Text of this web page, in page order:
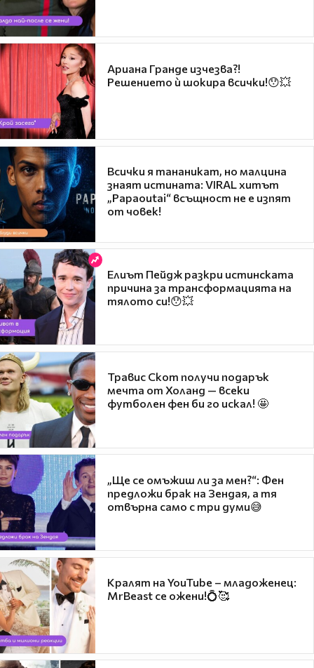
Ариана Гранде изчезва?!
Решението ѝ шокира всички!😯💥
Всички я тананикат, но малцина
знаят истината: VIRAL хитът
„Papaoutai“ всъщност не е изпят
от човек!
Елиът Пейдж разкри истинската
причина за трансформацията на
тялото си!😯💥
Травис Скот получи подарък
мечта от Холанд — всеки
футболен фен би го искал! 🤩
„Ще се омъжиш ли за мен?“: Фен
предложи брак на Зендая, а тя
отвърна само с три думи😅
Кралят на YouTube – младоженец:
MrBeast се ожени!💍🥰